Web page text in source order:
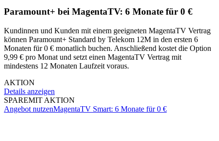
Paramount+ bei MagentaTV: 6 Monate für 0 €
Kundinnen und Kunden mit einem geeigneten MagentaTV Vertrag
können Paramount+ Standard by Telekom 12M in den ersten 6
Monaten für 0 € monatlich buchen. Anschließend kostet die Option
9,99 € pro Monat und setzt einen MagentaTV Vertrag mit
mindestens 12 Monaten Laufzeit voraus.
AKTION
Details anzeigen
SPAREMIT AKTION
Angebot nutzenMagentaTV Smart: 6 Monate für 0 €